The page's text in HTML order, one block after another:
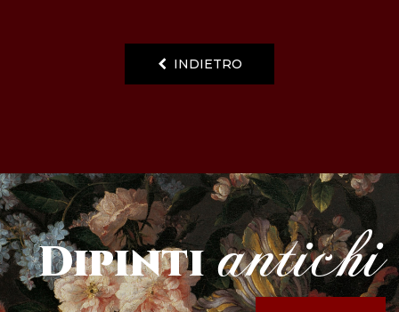
INDIETRO
Dipinti antichi